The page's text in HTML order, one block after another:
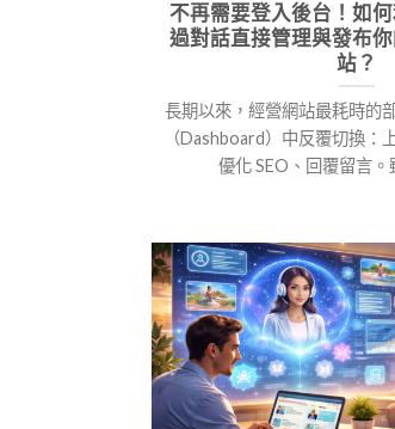
不再需要登入後台！如
過對話直接管理與發布
站？
長期以來，經營網站最耗時的
（Dashboard）中反覆切換：
優化 SEO、回覆留言。